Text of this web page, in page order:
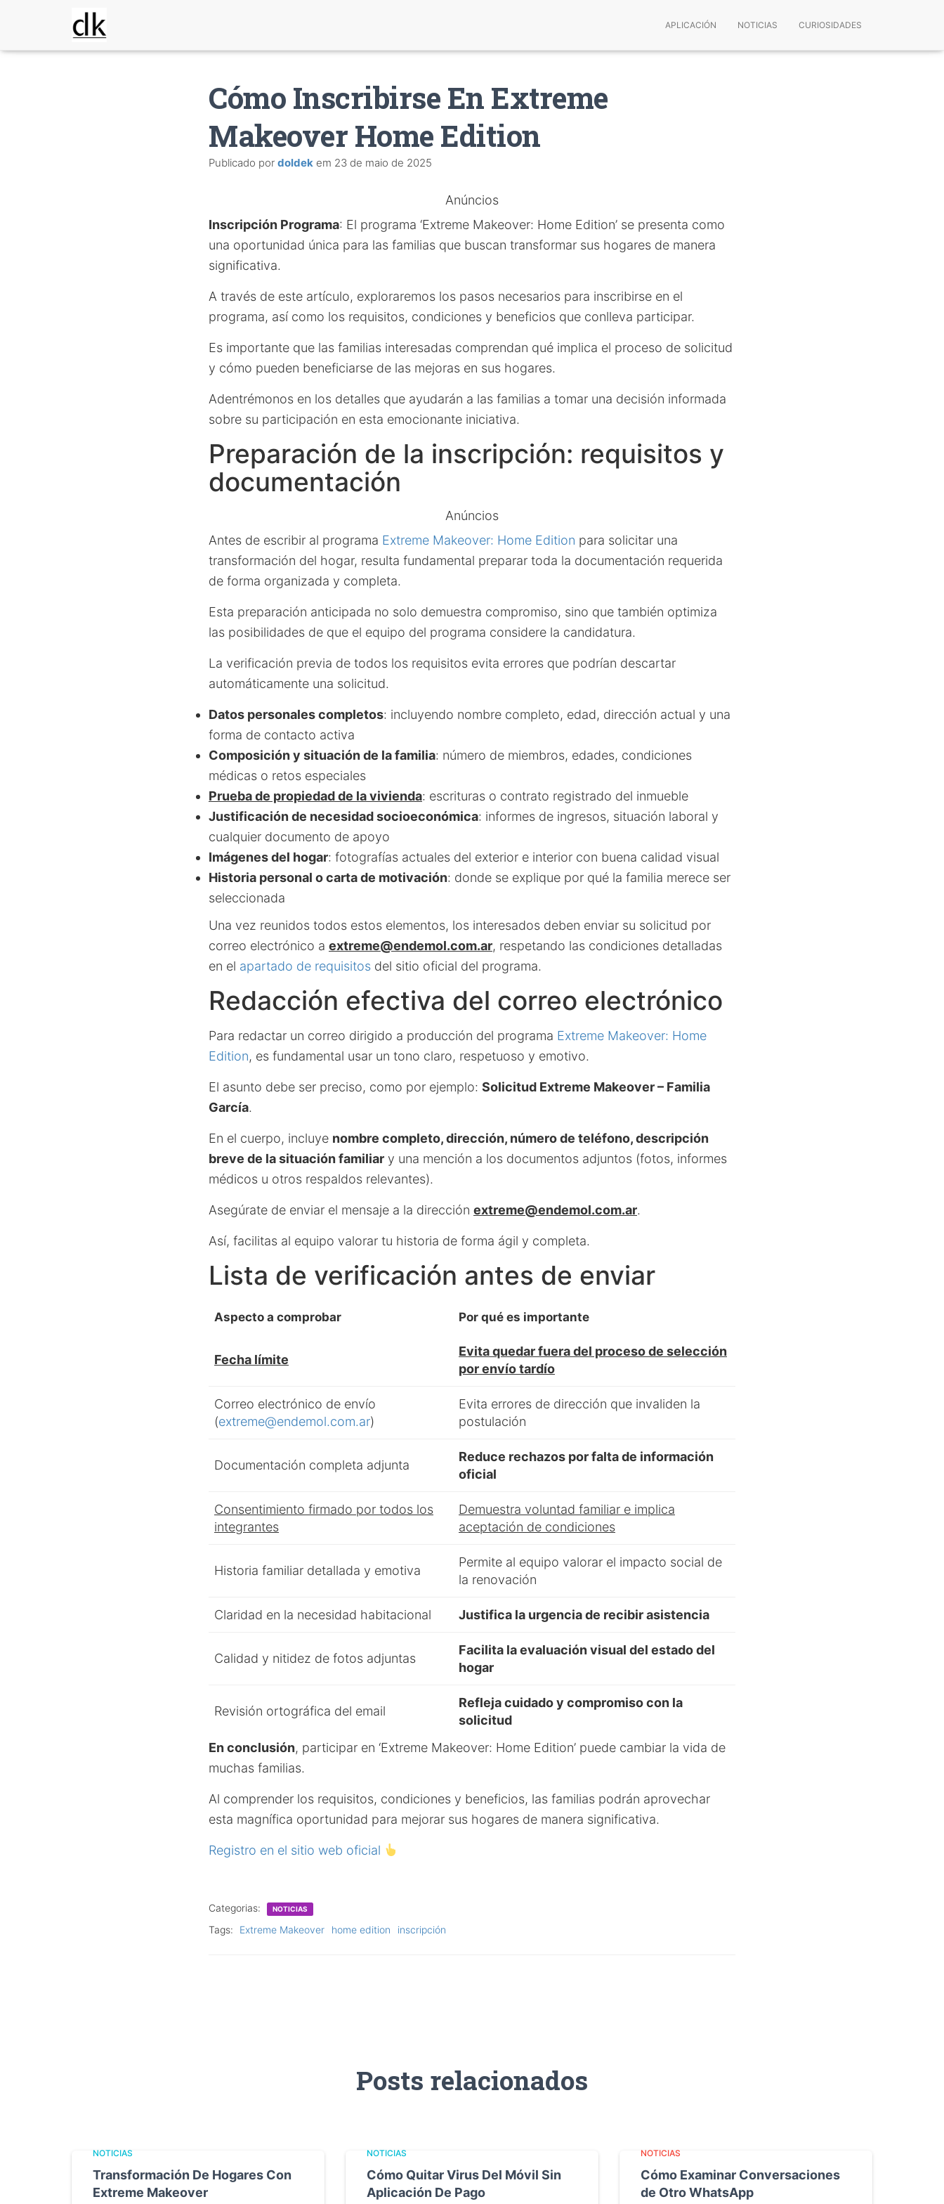
APLICACIÓN NOTICIAS CURIOSIDADES
Cómo Inscribirse En Extreme
Makeover Home Edition
Publicado por doldek em 23 de maio de 2025
Anúncios
Inscripción Programa: El programa ‘Extreme Makeover: Home Edition’ se presenta como
una oportunidad única para las familias que buscan transformar sus hogares de manera
significativa.
A través de este artículo, exploraremos los pasos necesarios para inscribirse en el
programa, así como los requisitos, condiciones y beneficios que conlleva participar.
Es importante que las familias interesadas comprendan qué implica el proceso de solicitud
y cómo pueden beneficiarse de las mejoras en sus hogares.
Adentrémonos en los detalles que ayudarán a las familias a tomar una decisión informada
sobre su participación en esta emocionante iniciativa.
Preparación de la inscripción: requisitos y
documentación
Anúncios
Antes de escribir al programa Extreme Makeover: Home Edition para solicitar una
transformación del hogar, resulta fundamental preparar toda la documentación requerida
de forma organizada y completa.
Esta preparación anticipada no solo demuestra compromiso, sino que también optimiza
las posibilidades de que el equipo del programa considere la candidatura.
La verificación previa de todos los requisitos evita errores que podrían descartar
automáticamente una solicitud.
Datos personales completos: incluyendo nombre completo, edad, dirección actual y una
forma de contacto activa
Composición y situación de la familia: número de miembros, edades, condiciones
médicas o retos especiales
Prueba de propiedad de la vivienda: escrituras o contrato registrado del inmueble
Justificación de necesidad socioeconómica: informes de ingresos, situación laboral y
cualquier documento de apoyo
Imágenes del hogar: fotografías actuales del exterior e interior con buena calidad visual
Historia personal o carta de motivación: donde se explique por qué la familia merece ser
seleccionada
Una vez reunidos todos estos elementos, los interesados deben enviar su solicitud por
correo electrónico a extreme@endemol.com.ar, respetando las condiciones detalladas
en el apartado de requisitos del sitio oficial del programa.
Redacción efectiva del correo electrónico
Para redactar un correo dirigido a producción del programa Extreme Makeover: Home
Edition, es fundamental usar un tono claro, respetuoso y emotivo.
El asunto debe ser preciso, como por ejemplo: Solicitud Extreme Makeover – Familia
García.
En el cuerpo, incluye nombre completo, dirección, número de teléfono, descripción
breve de la situación familiar y una mención a los documentos adjuntos (fotos, informes
médicos u otros respaldos relevantes).
Asegúrate de enviar el mensaje a la dirección extreme@endemol.com.ar.
Así, facilitas al equipo valorar tu historia de forma ágil y completa.
Lista de verificación antes de enviar
Aspecto a comprobar Por qué es importante
Fecha límite
Evita quedar fuera del proceso de selección
por envío tardío
Correo electrónico de envío
(extreme@endemol.com.ar)
Evita errores de dirección que invaliden la
postulación
Documentación completa adjunta
Reduce rechazos por falta de información
oficial
Consentimiento firmado por todos los
integrantes
Demuestra voluntad familiar e implica
aceptación de condiciones
Historia familiar detallada y emotiva
Permite al equipo valorar el impacto social de
la renovación
Claridad en la necesidad habitacional Justifica la urgencia de recibir asistencia
Calidad y nitidez de fotos adjuntas
Facilita la evaluación visual del estado del
hogar
Revisión ortográfica del email
Refleja cuidado y compromiso con la
solicitud
En conclusión, participar en ‘Extreme Makeover: Home Edition’ puede cambiar la vida de
muchas familias.
Al comprender los requisitos, condiciones y beneficios, las familias podrán aprovechar
esta magnífica oportunidad para mejorar sus hogares de manera significativa.
Registro en el sitio web oficial
Categorias: NOTICIAS
Tags: Extreme Makeover home edition inscripción
Posts relacionados
NOTICIAS
Transformación De Hogares Con
Extreme Makeover
NOTICIAS
Cómo Quitar Virus Del Móvil Sin
Aplicación De Pago
NOTICIAS
Cómo Examinar Conversaciones
de Otro WhatsApp